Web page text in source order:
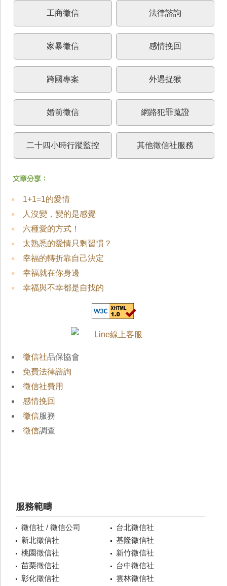
工商徵信 法律諮詢
家暴徵信 感情挽回
跨國專案 外遇捉猴
婚前徵信 網路犯罪蒐證
二十四小時行蹤監控 其他徵信社服務
1+1=1的愛情
人沒變，變的是感覺
六種愛的方式！
太熟悉的愛情只剩習慣？
幸福的轉折靠自己決定
幸福就在你身邊
幸福與不幸都是自找的
徵信社品保協會
免費法律諮詢
徵信社費用
感情挽回
徵信服務
徵信調查
服務範疇
徵信社 / 徵信公司
台北徵信社
新北徵信社
基隆徵信社
桃園徵信社
新竹徵信社
苗栗徵信社
台中徵信社
彰化徵信社
雲林徵信社